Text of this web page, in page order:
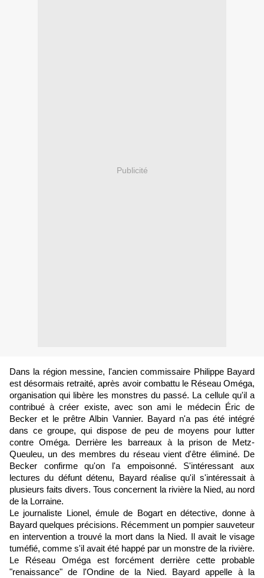
Publicité
Dans la région messine, l'ancien commissaire Philippe Bayard
est désormais retraité, après avoir combattu le Réseau Oméga,
organisation qui libère les monstres du passé. La cellule qu'il a
contribué à créer existe, avec son ami le médecin Éric de
Becker et le prêtre Albin Vannier. Bayard n'a pas été intégré
dans ce groupe, qui dispose de peu de moyens pour lutter
contre Oméga. Derrière les barreaux à la prison de Metz-
Queuleu, un des membres du réseau vient d'être éliminé. De
Becker confirme qu'on l'a empoisonné. S'intéressant aux
lectures du défunt détenu, Bayard réalise qu'il s'intéressait à
plusieurs faits divers. Tous concernent la rivière la Nied, au nord
de la Lorraine.
Le journaliste Lionel, émule de Bogart en détective, donne à
Bayard quelques précisions. Récemment un pompier sauveteur
en intervention a trouvé la mort dans la Nied. Il avait le visage
tuméfié, comme s'il avait été happé par un monstre de la rivière.
Le Réseau Oméga est forcément derrière cette probable
"renaissance" de l'Ondine de la Nied. Bayard appelle à la